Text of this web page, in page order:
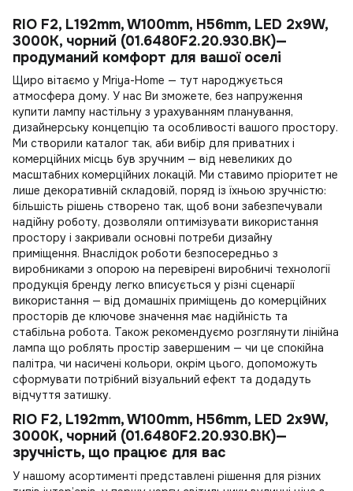
RIO F2, L192mm, W100mm, H56mm, LED 2x9W,
3000К, чорний (01.6480F2.20.930.BK)—
продуманий комфорт для вашої оселі
Щиро вітаємо у Mriya-Home — тут народжується
атмосфера дому. У нас Ви зможете, без напруження
купити лампу настільну з урахуванням планування,
дизайнерську концепцію та особливості вашого простору.
Ми створили каталог так, аби вибір для приватних і
комерційних місць був зручним — від невеликих до
масштабних комерційних локацій. Ми ставимо пріоритет не
лише декоративній складовій, поряд із їхньою зручністю:
більшість рішень створено так, щоб вони забезпечували
надійну роботу, дозволяли оптимізувати використання
простору і закривали основні потреби дизайну
приміщення. Внаслідок роботи безпосередньо з
виробниками з опорою на перевірені виробничі технології
продукція бренду легко вписується у різні сценарії
використання — від домашніх приміщень до комерційних
просторів де ключове значення має надійність та
стабільна робота. Також рекомендуємо розглянути лінійна
лампа що роблять простір завершеним — чи це спокійна
палітра, чи насичені кольори, окрім цього, допоможуть
сформувати потрібний візуальний ефект та додадуть
відчуття затишку.
RIO F2, L192mm, W100mm, H56mm, LED 2x9W,
3000К, чорний (01.6480F2.20.930.BK)—
зручність, що працює для вас
У нашому асортименті представлені рішення для різних